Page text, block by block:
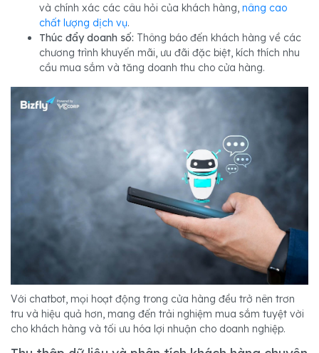
và chính xác các câu hỏi của khách hàng, nâng cao
chất lượng dịch vụ.
Thúc đẩy doanh số: Thông báo đến khách hàng về các
chương trình khuyến mãi, ưu đãi đặc biệt, kích thích nhu
cầu mua sắm và tăng doanh thu cho cửa hàng.
Với chatbot, mọi hoạt động trong cửa hàng đều trở nên trơn
tru và hiệu quả hơn, mang đến trải nghiệm mua sắm tuyệt vời
cho khách hàng và tối ưu hóa lợi nhuận cho doanh nghiệp.